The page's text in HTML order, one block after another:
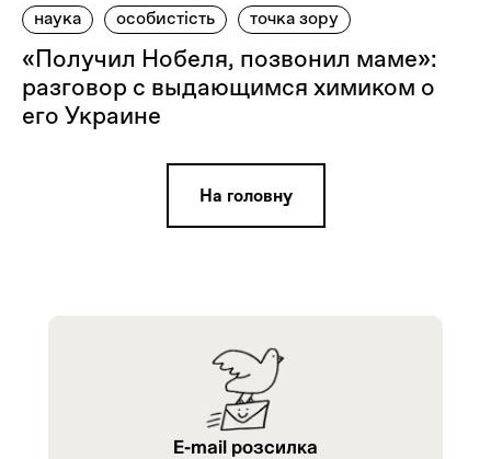
наука особистість точка зору
«Получил Нобеля, позвонил маме»:
разговор с выдающимся химиком о
его Украине
На головну
E-mail розсилка